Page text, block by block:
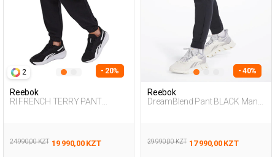
2 - 20%
Reebok
RI FRENCH TERRY PANT
24 990,00 KZT 19 990,00 KZT
- 40%
Reebok
DreamBlend Pant BLACK Man
29 990,00 KZT 17 990,00 KZT